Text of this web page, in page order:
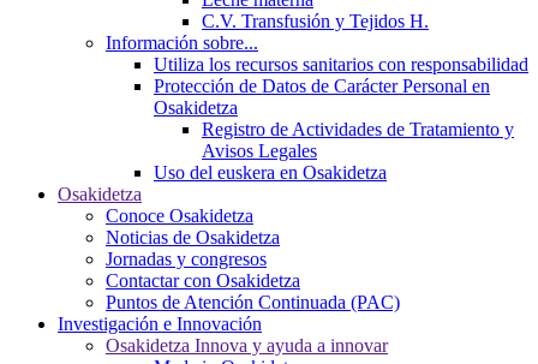
C.V. Transfusión y Tejidos H.
Información sobre...
Utiliza los recursos sanitarios con responsabilidad
Protección de Datos de Carácter Personal en
Osakidetza
Registro de Actividades de Tratamiento y
Avisos Legales
Uso del euskera en Osakidetza
Osakidetza
Conoce Osakidetza
Noticias de Osakidetza
Jornadas y congresos
Contactar con Osakidetza
Puntos de Atención Continuada (PAC)
Investigación e Innovación
Osakidetza Innova y ayuda a innovar